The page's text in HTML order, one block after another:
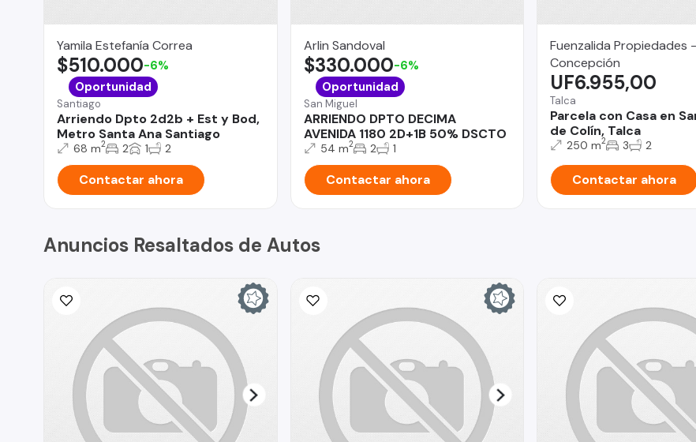
Yamila Estefanía Correa
Santiago
Arriendo Dpto 2d2b + Est y Bod,
Metro Santa Ana Santiago
$510.000-6%
Oportunidad
68 m2 2 1 2
Contactar ahora
Arlin Sandoval
San Miguel
ARRIENDO DPTO DECIMA
AVENIDA 1180 2D+1B 50% DSCTO
$330.000-6%
Oportunidad
54 m2 2 1
Contactar ahora
Fuenzalida Propiedades -
Concepción
Talca
Parcela con Casa en
de Colín, Talca
UF6.955,00
250 m2 3 2
Contactar ahora
Anuncios Resaltados de Autos